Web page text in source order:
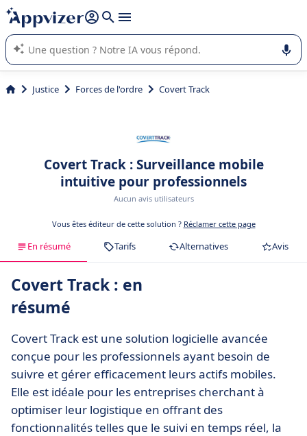
répondre (plusieurs lignes avec
L'IA de Appvizer vous guide dans l'utilisation ou la sélection de
logiciel SaaS en entreprise.
Justice Forces de l'ordre Covert Track
Covert Track : Surveillance mobile
intuitive pour professionnels
Aucun avis utilisateurs
Vous êtes éditeur de cette solution ? Réclamer cette page
En résumé Tarifs Alternatives Avis
Covert Track : en
résumé
Covert Track est une solution logicielle avancée
conçue pour les professionnels ayant besoin de
suivre et gérer efficacement leurs actifs mobiles.
Elle est idéale pour les entreprises cherchant à
optimiser leur logistique en offrant des
fonctionnalités telles que le suivi en temps réel, la